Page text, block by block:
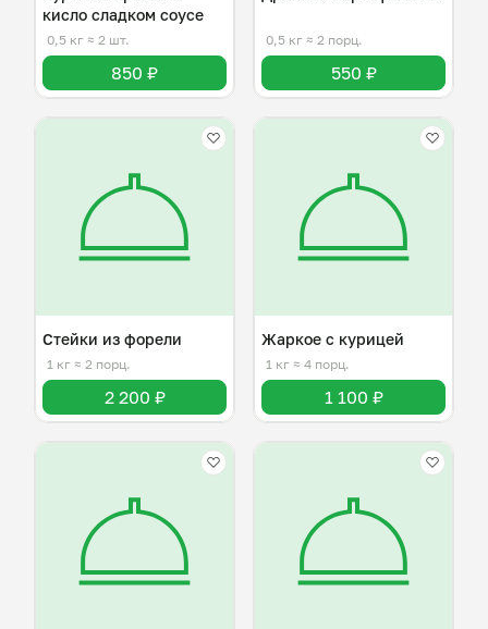
кисло сладком соусе
0,5 кг ≈ 2 шт.
850 ₽
0,5 кг ≈ 2 порц.
550 ₽
Стейки из форели
1 кг ≈ 2 порц.
2 200 ₽
Жаркое с курицей
1 кг ≈ 4 порц.
1 100 ₽